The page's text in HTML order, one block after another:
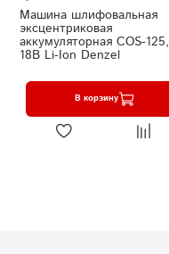
Машина шлифовальная
эксцентриковая
аккумуляторная COS-125,
18В Li-Ion Denzel
В корзину